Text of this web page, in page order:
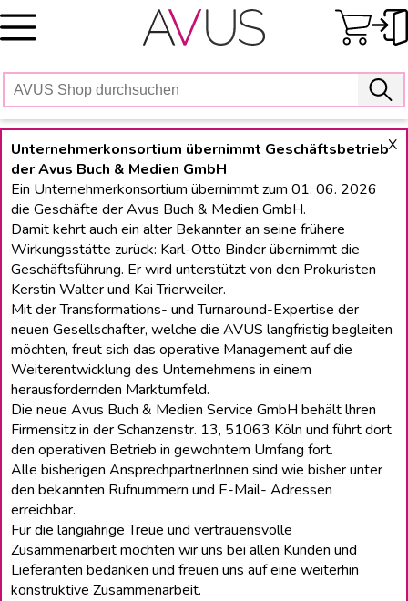
Skip
to
X
Unternehmerkonsortium übernimmt Geschäftsbetrieb
der Avus Buch & Medien GmbH
Ein Unternehmerkonsortium übernimmt zum 01. 06. 2026
die Geschäfte der Avus Buch & Medien GmbH.
Damit kehrt auch ein alter Bekannter an seine frühere
Wirkungsstätte zurück: Karl-Otto Binder übernimmt die
Geschäftsführung. Er wird unterstützt von den Prokuristen
Kerstin Walter und Kai Trierweiler.
Mit der Transformations- und Turnaround-Expertise der
neuen Gesellschafter, welche die AVUS langfristig begleiten
möchten, freut sich das operative Management auf die
Weiterentwicklung des Unternehmens in einem
herausfordernden Marktumfeld.
Die neue Avus Buch & Medien Service GmbH behält lhren
Firmensitz in der Schanzenstr. 13, 51063 Köln und führt dort
den operativen Betrieb in gewohntem Umfang fort.
Alle bisherigen Ansprechpartnerlnnen sind wie bisher unter
den bekannten Rufnummern und E-Mail- Adressen
erreichbar.
Für die langiährige Treue und vertrauensvolle
Zusammenarbeit möchten wir uns bei allen Kunden und
Lieferanten bedanken und freuen uns auf eine weiterhin
konstruktive Zusammenarbeit.